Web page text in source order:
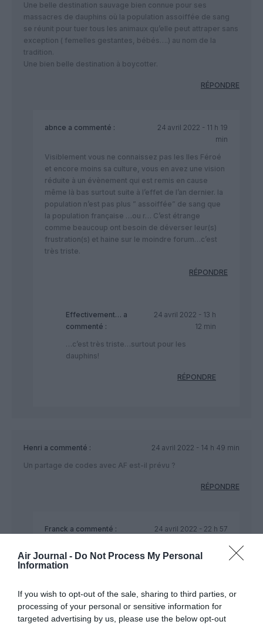
Air Journal - Do Not Process My Personal
Information
If you wish to opt-out of the sale, sharing to third parties, or
processing of your personal or sensitive information for
targeted advertising by us, please use the below opt-out
Une belle destination sauvage bien connue pour ses
massacres de dauphins où la population assoiffée de sang
se réunit pour tuer tous les animaux qu’elle peut attraper sans
exception ( femelles gestantes, bébés….) au nom de la
tradition.
Une bien belle destination à boycotter.
RÉPONDRE
abnce a commenté :
24 avril 2022 - 11 h 19
min
Visiblement vous ne connaissez pas les Iles Féroé
et encore moins sa culture, vous en avez une vision
réduite à un évènement qui est remis en cause
même là bas surtout suite à l’effet de l’an dernier. la
population n’est pas plus ” assoiffée” de sang que
la population française …ou r… C’est étrange
comme beaucoup ont besoin de déverser leur(s)
frustration(s) et haine sur le moindre forum…c’est
très triste.
RÉPONDRE
Effectivement… a
commenté :
24 avril 2022 - 13 h
12 min
…c’est très triste…surtout pour les
dauphins!
RÉPONDRE
Henri a commenté :
24 avril 2022 - 14 h 49 min
Un partage de codes avec AF est-il prévu ?
RÉPONDRE
Franck a commenté :
24 avril 2022 - 22 h 57
Oui, j’y vais en juillet avec des vols AF.